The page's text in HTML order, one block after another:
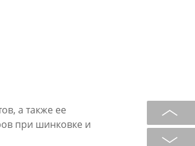
а также ее
при шинковке и